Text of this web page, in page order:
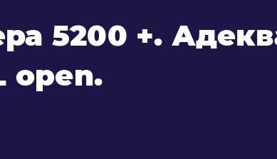
5200 +.
open.